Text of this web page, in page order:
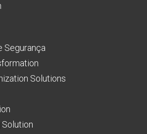
Segurança
Solutions
Solution